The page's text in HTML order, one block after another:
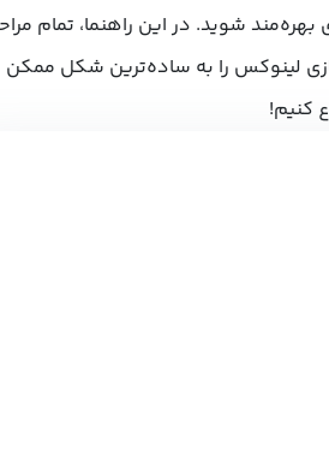
بهره‌مند شوید. در این راهنما، تمام
لینوکس را به ساده‌ترین شکل ممکن
کنیم!